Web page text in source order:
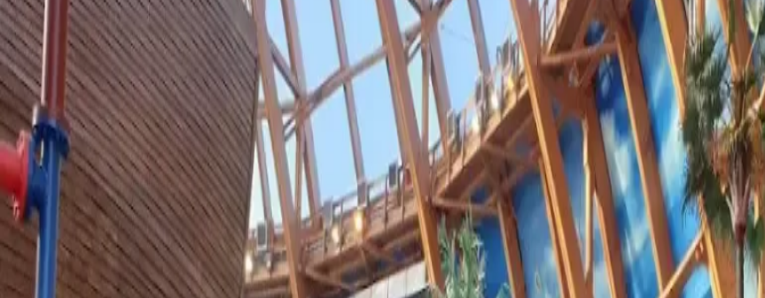
это не просто бассейны — вы в пиратском мире с тропическими пейзажами, где семьи
ныряют в волны, а экстрим-любители покоряют горки! Дети осваивают детский городок с
мини-горками, мини-бассейнами и водными пушками, взрослые мчатся по 5 эпичным горкам
— «Синяя» (с 10 лет, на ватрушках вверх по струям), «Оранжевая» (с 8 лет, спиральный
вихрь), «Черная дыра» (темная туннельная с эффектами), «Камикадзе» (вертикальный
обрыв) и «Синтетическая волна» (для серфинга). Под теплой водой +27°C — «Ленивая река»
для релакса, 6-метровый дайвинг-пул для погружений, банный комплекс с 13 видами саун и
хаммамов, плюс шезлонги и кафе с видом на хаос брызг. Тематика пиратская: огромный
корабль-аттракцион, где все как в сказке — без кричащих аниматоров, только чистый драйв и
безопасность (электронный контроль на горках). Атмосфера — взрыв эмоций и смеха,
семьи в восторге (отзывы: "лучший семейный отдых в Питере, дети не вылезают из воды!"),
родители тоже (многие говорят, что это круче зарубежных аквапарков — ближе, теплее и
веселее!).